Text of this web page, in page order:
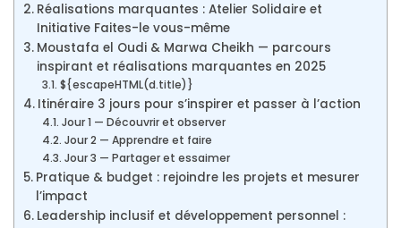
Réalisations marquantes : Atelier Solidaire et
Initiative Faites-le vous-même
Moustafa el Oudi & Marwa Cheikh — parcours
inspirant et réalisations marquantes en 2025
${escapeHTML(d.title)}
Itinéraire 3 jours pour s’inspirer et passer à l’action
Jour 1 — Découvrir et observer
Jour 2 — Apprendre et faire
Jour 3 — Partager et essaimer
Pratique & budget : rejoindre les projets et mesurer
l’impact
Leadership inclusif et développement personnel :